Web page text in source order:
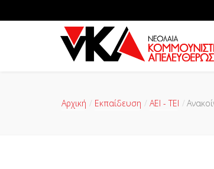
Αρχική Εκπαίδευση ΑΕΙ - ΤΕΙ